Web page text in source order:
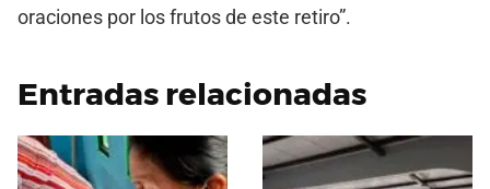
oraciones por los frutos de este retiro”.
Entradas relacionadas